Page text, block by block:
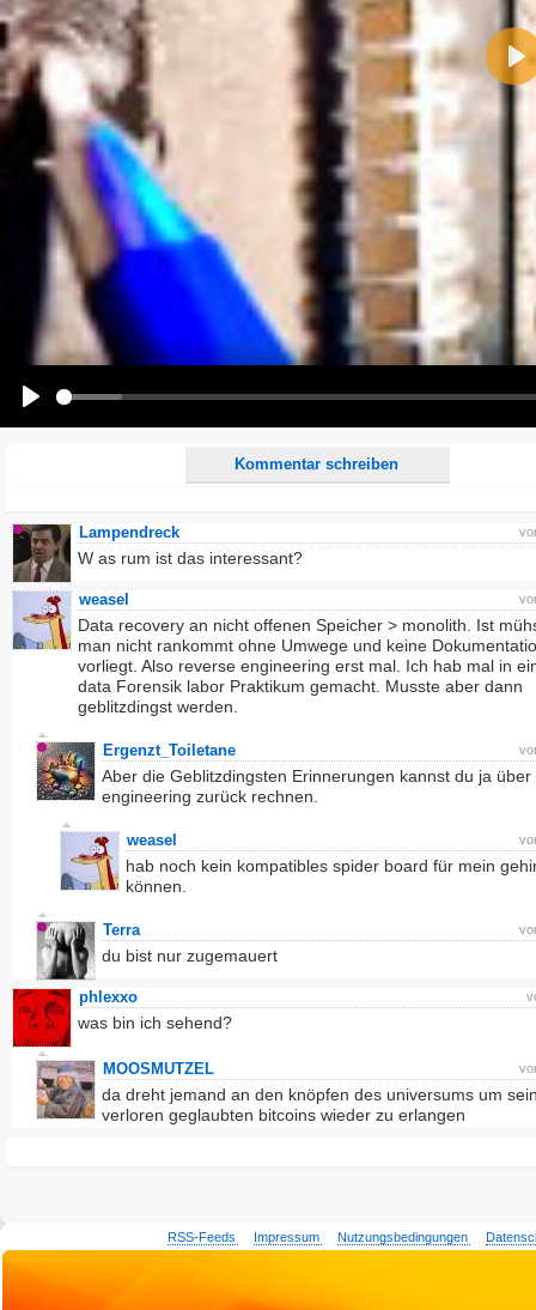
Kommentar schreiben
E-Mail-Adresse (optional):
Kommentar:
Alle HTML-Tags außer <br>, <strike> und <i> werden aus Deinem Kommentar entfernt.
URLs werden automatisch umgewandelt. Bitte verwende "www." oder "http://" in URLs
Ich möchte eine E-Mail, wenn auf dieser Seite weitere Kommentare erscheinen.
Lampendreck
W as rum ist das interessant?
weasel
Data recovery an nicht offenen Speicher > monolith. Ist
man nicht rankommt ohne Umwege und keine
vorliegt. Also reverse engineering erst mal. Ich hab mal in
data Forensik labor Praktikum gemacht. Musste aber dann
geblitzdingst werden.
Ergenzt_Toiletane
Aber die Geblitzdingsten Erinnerungen kannst du ja über
engineering zurück rechnen.
weasel
hab noch kein kompatibles spider board für mein
können.
Terra
du bist nur zugemauert
phlexxo
was bin ich sehend?
MOOSMUTZEL
da dreht jemand an den knöpfen des universums um
verloren geglaubten bitcoins wieder zu erlangen
RSS-Feeds Impressum Nutzungsbedingungen